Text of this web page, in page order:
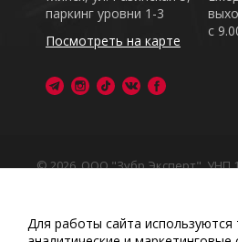
с
паркинг уровни 1-3
Посмотреть на карте
© 2026, ООО "Зубр Эксперт", УНП
сайт носит исключительно
Для работы сайта используются